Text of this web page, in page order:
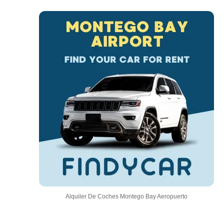
Alquiler De Coches Montego Bay Aeropuerto